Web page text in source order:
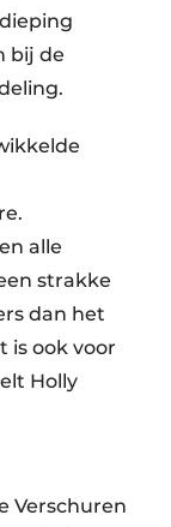
bij de
alle
strakke
dan het
is ook voor
Holly
Verschuren